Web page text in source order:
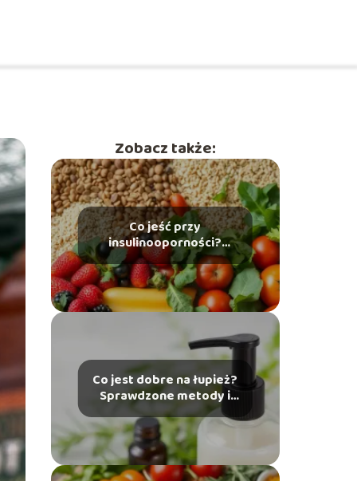
Zobacz także:
Co jeść przy
insulinooporności?
Przewodnik po zdrowej
diecie
Co jest dobre na łupież?
Sprawdzone metody i
porady